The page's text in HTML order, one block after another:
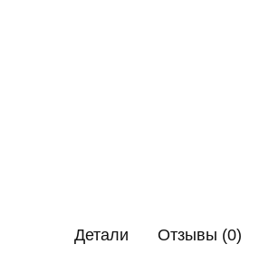
Детали Отзывы (0)